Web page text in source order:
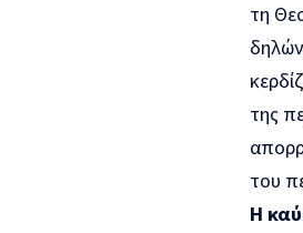
τη
της
του
Η